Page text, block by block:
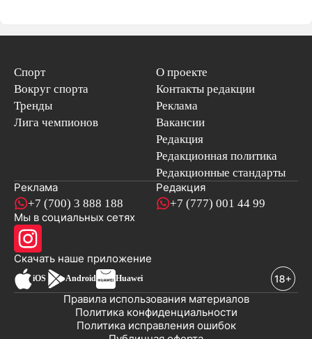
Спорт
Вокруг спорта
Тренды
Лига чемпионов
О проекте
Контакты редакции
Реклама
Вакансии
Редакция
Редакционная политика
Редакционные стандарты
Реклама
+7 (700) 3 888 188
Редакция
+7 (777) 001 44 99
Мы в социальных сетях
Скачать наше приложениеновостей
iOS Android Huawei
Политика исправления ошибок
Политика конфиденциальности
Правила использования материалов